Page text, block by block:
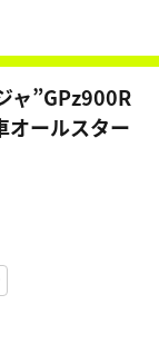
ャ”GPz900R
オールスター